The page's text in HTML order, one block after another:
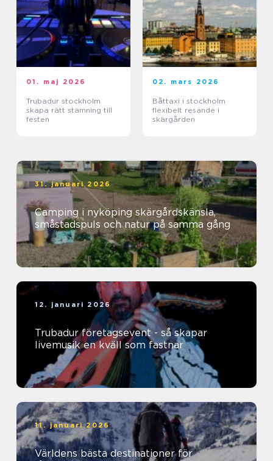
01. maj 2026
Trubadur stockholm
skapa rätt stämning till
festen
02. mars 2026
Båttaxi i stockholm
flexibelt resande i
skärgården
31. januari 2026
Camping i nyköping skärgårdskänsla,
småstadspuls och natur på samma gång
12. januari 2026
Trubadur företagsevent - så skapar
livemusik en kväll som fastnar
11. januari 2026
Världens bästa destinationer för